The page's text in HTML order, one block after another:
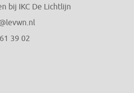
bij IKC De Lichtlijn
39 02